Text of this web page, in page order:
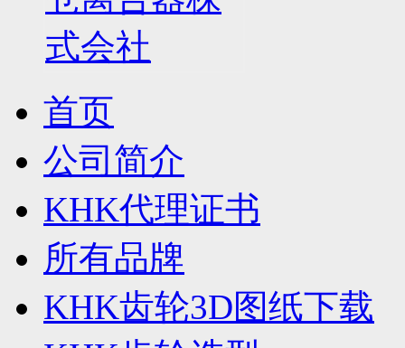
首页
公司简介
KHK代理证书
所有品牌
KHK齿轮3D图纸下载